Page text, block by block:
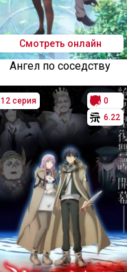
Смотреть онлайн
Ангел по соседству
12 серия
0
6.22